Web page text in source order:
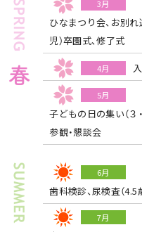
3月
ひなまつり会、お別れ
児）卒園式、修了式
4月
5月
子どもの日の集い（３
参観・懇談会
6月
歯科検診、尿検査（
7月